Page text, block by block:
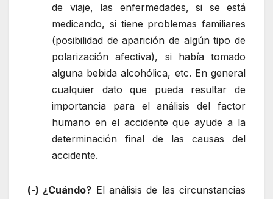
de viaje, las enfermedades, si se está
medicando, si tiene problemas familiares
(posibilidad de aparición de algún tipo de
polarización afectiva), si había tomado
alguna bebida alcohólica, etc. En general
cualquier dato que pueda resultar de
importancia para el análisis del factor
humano en el accidente que ayude a la
determinación final de las causas del
accidente.
(-) ¿Cuándo? El análisis de las circunstancias